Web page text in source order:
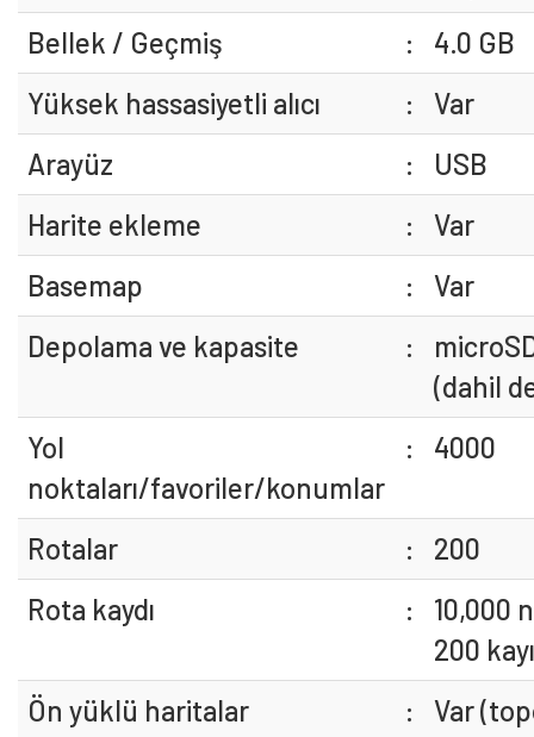
Bellek / Geçmiş
:
4.0 GB
Yüksek hassasiyetli alıcı
:
Var
Arayüz
:
USB
Harite ekleme
:
Var
Basemap
:
Var
Depolama ve kapasite
:
(dahil
Yol
noktaları/favoriler/konumlar
: 4000
Rotalar :
200
Rota kaydı
:
10,000
200
Ön yüklü haritalar
:
Var